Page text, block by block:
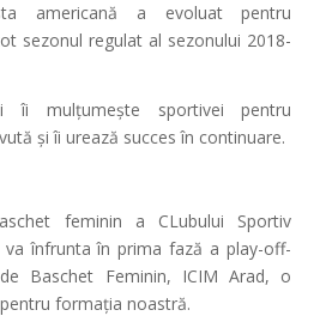
americană a evoluat pentru
sezonul regulat al sezonului 2018-
îi mulțumește sportivei pentru
și îi urează succes în continuare.
feminin a CLubului Sportiv
va înfrunta în prima fază a play-off-
Baschet Feminin, ICIM Arad, o
formația noastră.